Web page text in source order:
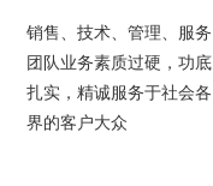
销售、技术、管理、服务
团队业务素质过硬，功底
扎实，精诚服务于社会各
界的客户大众